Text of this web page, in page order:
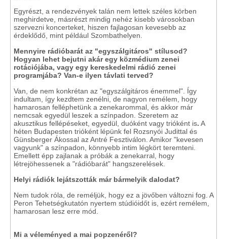
Egyrészt, a rendezvények talán nem lettek széles körben
meghirdetve, másrészt mindig nehéz kisebb városokban
szervezni koncerteket, hiszen fajlagosan kevesebb az
érdeklődő, mint például Szombathelyen.
Mennyire rádióbarát az "egyszálgitáros" stílusod?
Hogyan lehet bejutni akár egy közmédium zenei
rotációjába, vagy egy kereskedelmi rádió zenei
programjába? Van-e ilyen távlati terved?
Van, de nem konkrétan az "egyszálgitáros énemmel". Így
indultam, így kezdtem zenélni, de nagyon remélem, hogy
hamarosan felléphetünk a zenekarommal, és akkor már
nemcsak egyedül leszek a színpadon. Szeretem az
akusztikus fellépéseket, egyedül, duóként vagy trióként is. A
héten Budapesten trióként lépünk fel Rozsnyói Judittal és
Günsberger Ákossal az Antré Fesztiválon. Amikor "kevesen
vagyunk" a színpadon, könnyebb intim légkört teremteni.
Emellett épp zajlanak a próbák a zenekarral, hogy
létrejöhessenek a "rádióbarát" hangszerelések.
Helyi rádiók lejátszották már bármelyik dalodat?
Nem tudok róla, de reméljük, hogy ez a jövőben változni fog. A
Peron Tehetségkutatón nyertem stúdióidőt is, ezért remélem,
hamarosan lesz erre mód.
Mi a véleményed a mai popzenéről?